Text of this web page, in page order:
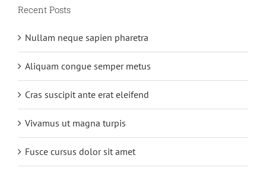
Recent Posts
Nullam neque sapien pharetra
Aliquam congue semper metus
Cras suscipit ante erat eleifend
Vivamus ut magna turpis
Fusce cursus dolor sit amet